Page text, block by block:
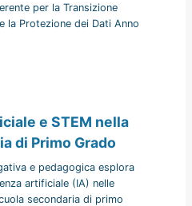
per la Transizione
la Protezione dei Dati Anno
e STEM nella
di Primo Grado
e pedagogica esplora
artificiale (IA) nelle
secondaria di primo